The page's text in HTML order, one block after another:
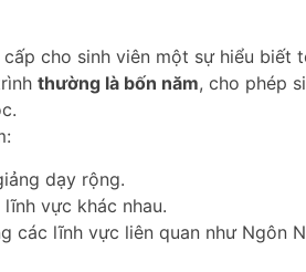
cho sinh viên một sự hiểu biết
thường là bốn năm, cho phép
dạy rộng.
vực khác nhau.
các lĩnh vực liên quan như Ngôn